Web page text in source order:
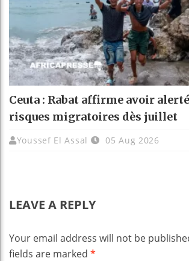
Ceuta : Rabat affirme avoir
risques migratoires dès juillet
Youssef El Assal 05 Aug 2026
LEAVE A REPLY
Your email address will not be
fields are marked *